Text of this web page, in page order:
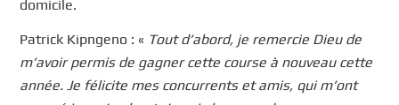
domicile.
Patrick Kipngeno : « Tout d’abord, je remercie Dieu de
m’avoir permis de gagner cette course à nouveau cette
année. Je félicite mes concurrents et amis, qui m’ont